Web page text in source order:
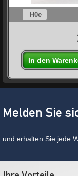
H0e
In den
Melden Sie
und erhalten Sie jede